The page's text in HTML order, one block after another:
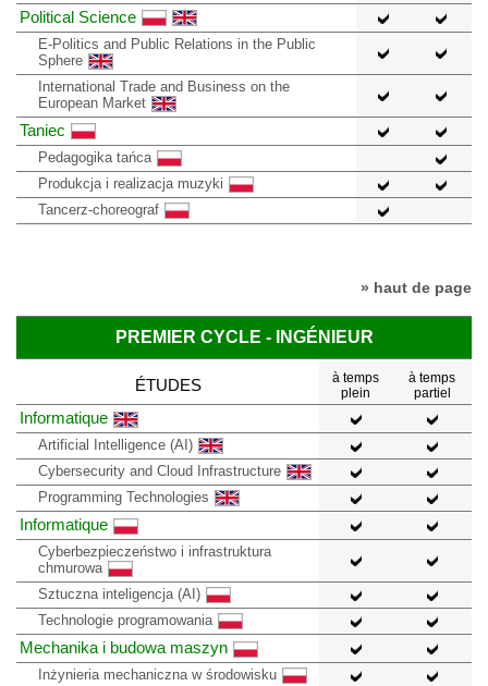
Political Science
E-Politics and Public Relations in the Public
Sphere
International Trade and Business on the
European Market
Taniec
Pedagogika tańca
Produkcja i realizacja muzyki
Tancerz-choreograf
» haut de page
PREMIER CYCLE - INGÉNIEUR
ÉTUDES
à temps
plein
à temps
partiel
Informatique
Artificial Intelligence (AI)
Cybersecurity and Cloud Infrastructure
Programming Technologies
Informatique
Cyberbezpieczeństwo i infrastruktura
chmurowa
Sztuczna inteligencja (AI)
Technologie programowania
Mechanika i budowa maszyn
Inżynieria mechaniczna w środowisku